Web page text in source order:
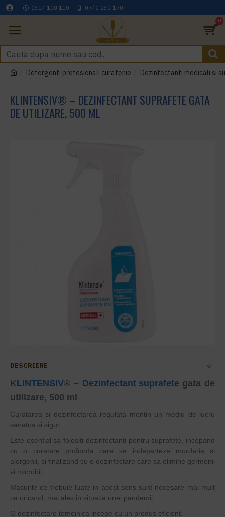
0314 100 110 0740 230 170
0
Detergenti profesionali curatenie Dezinfectanti medicali si
KLINTENSIV® – DEZINFECTANT SUPRAFETE GATA
DE UTILIZARE, 500 ML
DESCRIERE
KLINTENSIV® – Dezinfectant suprafete gata de
utilizare, 500 ml
Curatarea si dezinfectarea regulata mentin un mediu de lucru
sanatos si sigur.
Este esential sa folositi dezinfectanti pentru suprafete, incepand
cu o curatare profunda care sa indeparteze murdaria si
alergenii, si finalizand cu o dezinfectare care sa elimine germenii
si microbii.
Masurile ce trebuie luate in acest sens sunt necesare mai mult
ca oricand, mai ales in situatia unei pandemii.
O dezinfectare temeinica incepe cu un produs eficient.